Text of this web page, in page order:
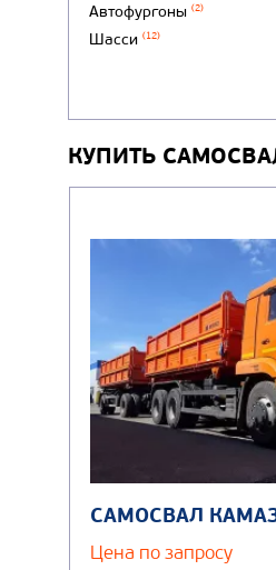
Автофургоны (2)
Шасси (12)
КУПИТЬ
САМОСВАЛ
Цена по запросу